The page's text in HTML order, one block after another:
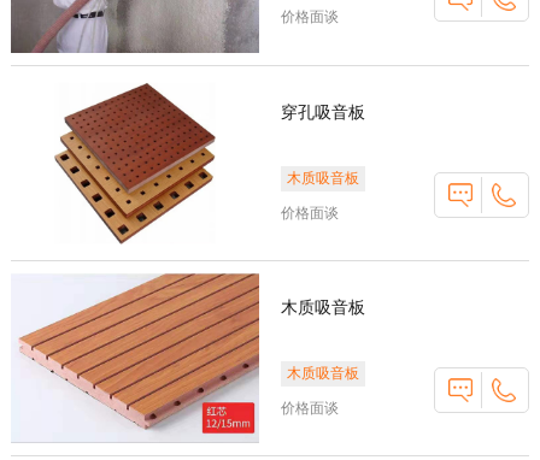
价格面谈
穿孔吸音板
木质吸音板
价格面谈
木质吸音板
木质吸音板
价格面谈